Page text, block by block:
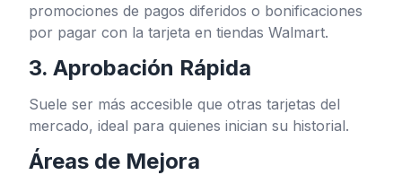
promociones de pagos diferidos o bonificaciones
por pagar con la tarjeta en tiendas Walmart.
3. Aprobación Rápida
Suele ser más accesible que otras tarjetas del
mercado, ideal para quienes inician su historial.
Áreas de Mejora